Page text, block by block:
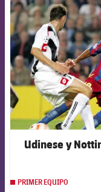
Udinese y
PRIMER EQUIPO